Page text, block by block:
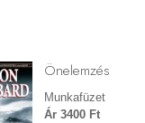
Önelemzés
Munkafüzet
Ár 3400 Ft